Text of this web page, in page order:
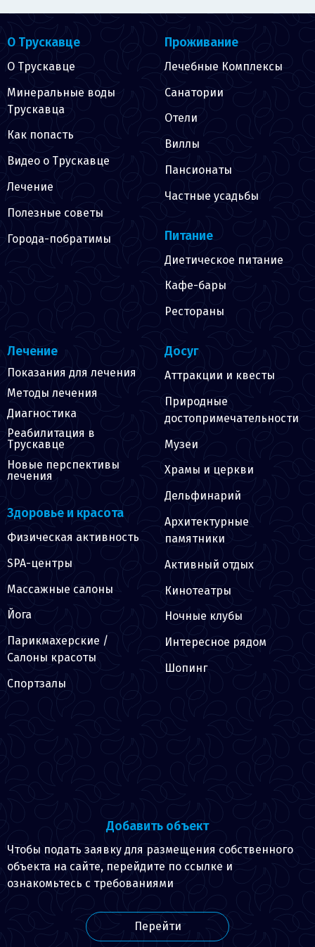
О Трускавце
О Трускавце
Минеральные воды
Трускавца
Как попасть
Видео о Трускавце
Лечение
Полезные советы
Города-побратимы
Проживание
Лечебные Комплексы
Санатории
Отели
Виллы
Пансионаты
Частные усадьбы
Питание
Диетическое питание
Кафе-бары
Рестораны
Лечение
Показания для лечения
Методы лечения
Диагностика
Реабилитация в
Трускавце
Новые перспективы
лечения
Здоровье и красота
Физическая активность
SPA-центры
Массажные салоны
Йога
Парикмахерские /
Салоны красоты
Спортзалы
Досуг
Аттракции и квесты
Природные
достопримечательности
Музеи
Храмы и церкви
Дельфинарий
Архитектурные
памятники
Активный отдых
Кинотеатры
Ночные клубы
Интересное рядом
Шопинг
Добавить объект
Чтобы подать заявку для размещения собственного
объекта на сайте, перейдите по ссылке и
ознакомьтесь с требованиями
Перейти